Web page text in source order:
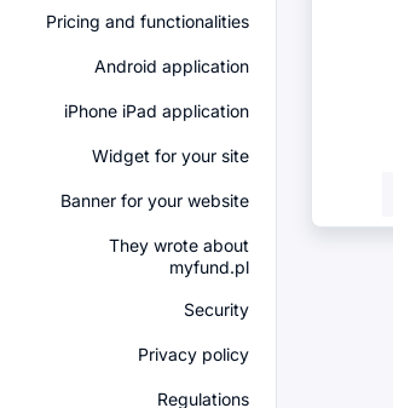
Pricing and functionalities
Android application
iPhone iPad application
Widget for your site
Banner for your website
They wrote about
myfund.pl
Security
Privacy policy
Regulations